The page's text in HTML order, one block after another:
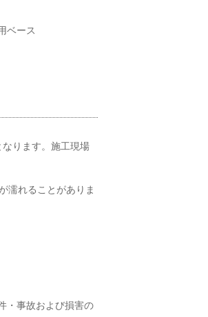
ベース
ります。施工現場
濡れることがありま
・事故および損害の